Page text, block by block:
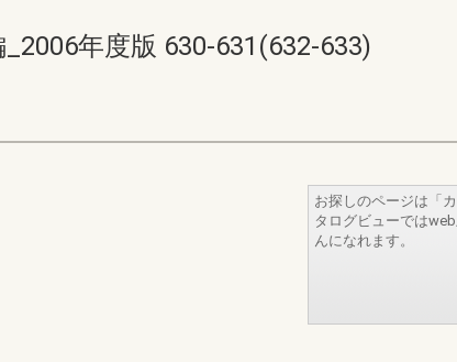
年度版 630-631(632-633)
お探しのページは「
タログビューでは
んになれます。